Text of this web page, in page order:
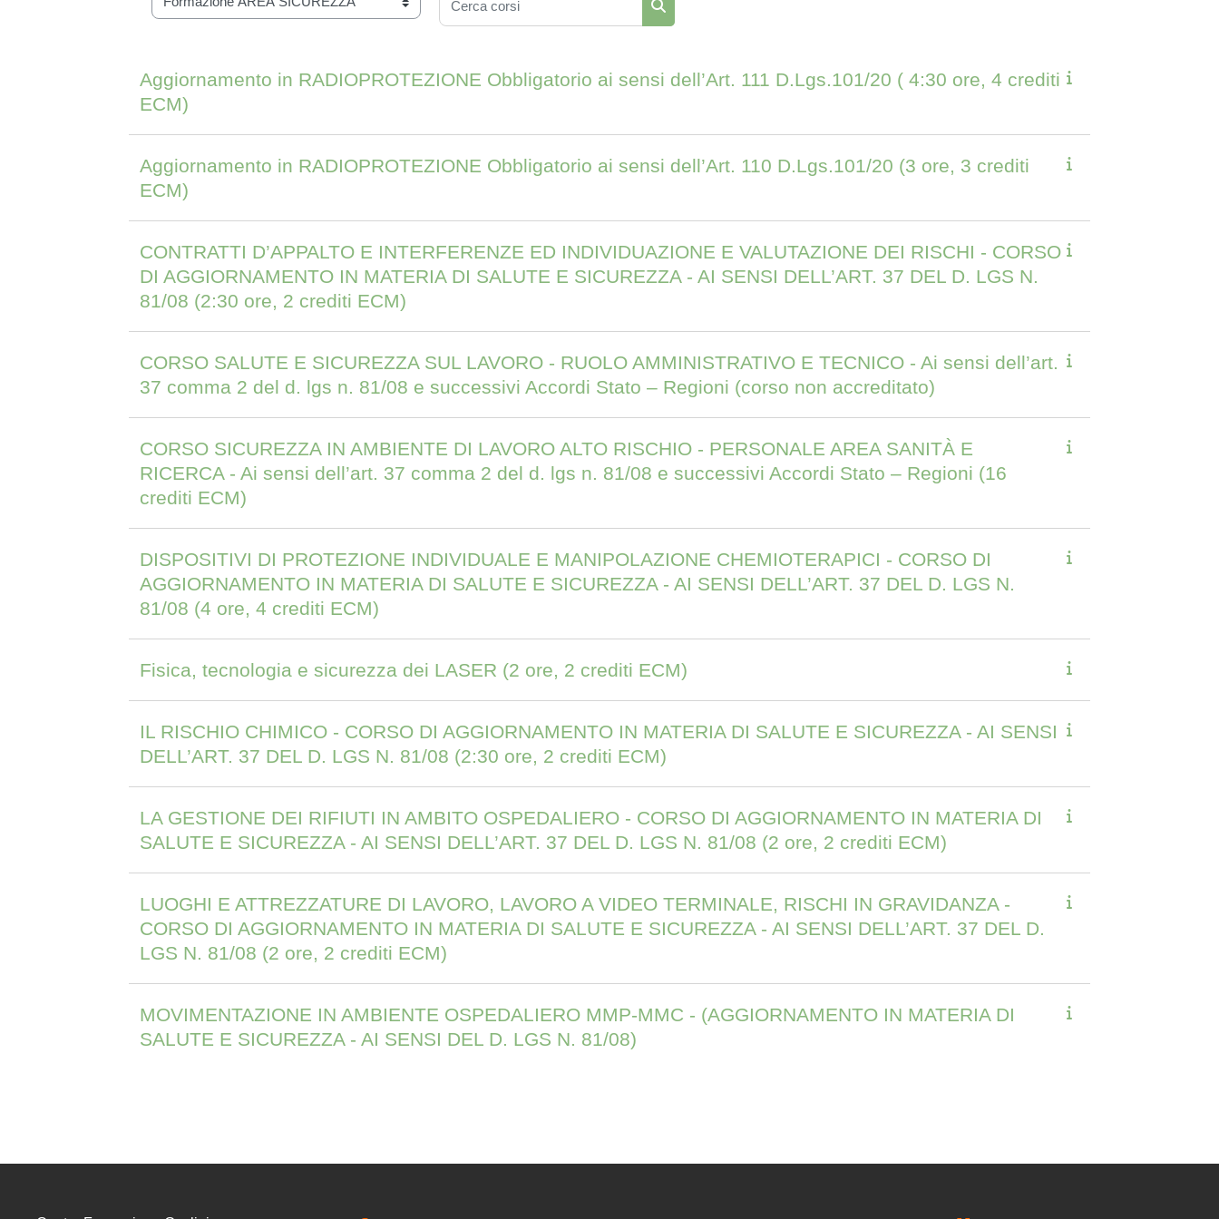
Categorie di corso
Aggiornamento in RADIOPROTEZIONE Obbligatorio ai sensi dell’Art. 111 D.Lgs.101/20 ( 4:30 ore, 4 crediti
ECM)
Aggiornamento in RADIOPROTEZIONE Obbligatorio ai sensi dell’Art. 110 D.Lgs.101/20 (3 ore, 3 crediti
ECM)
CONTRATTI D’APPALTO E INTERFERENZE ED INDIVIDUAZIONE E VALUTAZIONE DEI RISCHI - CORSO
DI AGGIORNAMENTO IN MATERIA DI SALUTE E SICUREZZA - AI SENSI DELL’ART. 37 DEL D. LGS N.
81/08 (2:30 ore, 2 crediti ECM)
CORSO SALUTE E SICUREZZA SUL LAVORO - RUOLO AMMINISTRATIVO E TECNICO - Ai sensi dell’art.
37 comma 2 del d. lgs n. 81/08 e successivi Accordi Stato – Regioni (corso non accreditato)
CORSO SICUREZZA IN AMBIENTE DI LAVORO ALTO RISCHIO - PERSONALE AREA SANITÀ E
RICERCA - Ai sensi dell’art. 37 comma 2 del d. lgs n. 81/08 e successivi Accordi Stato – Regioni (16
crediti ECM)
DISPOSITIVI DI PROTEZIONE INDIVIDUALE E MANIPOLAZIONE CHEMIOTERAPICI - CORSO DI
AGGIORNAMENTO IN MATERIA DI SALUTE E SICUREZZA - AI SENSI DELL’ART. 37 DEL D. LGS N.
81/08 (4 ore, 4 crediti ECM)
Fisica, tecnologia e sicurezza dei LASER (2 ore, 2 crediti ECM)
IL RISCHIO CHIMICO - CORSO DI AGGIORNAMENTO IN MATERIA DI SALUTE E SICUREZZA - AI SENSI
DELL’ART. 37 DEL D. LGS N. 81/08 (2:30 ore, 2 crediti ECM)
LA GESTIONE DEI RIFIUTI IN AMBITO OSPEDALIERO - CORSO DI AGGIORNAMENTO IN MATERIA DI
SALUTE E SICUREZZA - AI SENSI DELL’ART. 37 DEL D. LGS N. 81/08 (2 ore, 2 crediti ECM)
LUOGHI E ATTREZZATURE DI LAVORO, LAVORO A VIDEO TERMINALE, RISCHI IN GRAVIDANZA -
CORSO DI AGGIORNAMENTO IN MATERIA DI SALUTE E SICUREZZA - AI SENSI DELL’ART. 37 DEL D.
LGS N. 81/08 (2 ore, 2 crediti ECM)
MOVIMENTAZIONE IN AMBIENTE OSPEDALIERO MMP-MMC - (AGGIORNAMENTO IN MATERIA DI
SALUTE E SICUREZZA - AI SENSI DEL D. LGS N. 81/08)